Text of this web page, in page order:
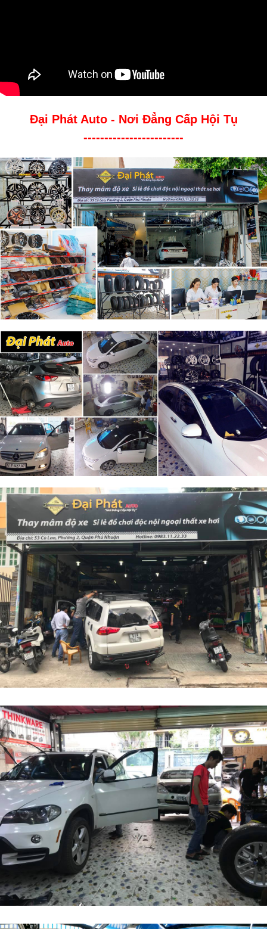
Đại Phát Auto - Nơi Đẳng Cấp Hội Tụ
------------------------